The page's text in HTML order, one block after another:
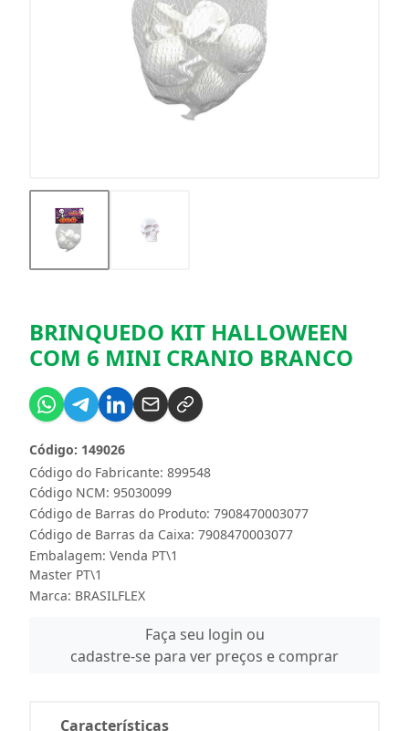
BRINQUEDO KIT HALLOWEEN
COM 6 MINI CRANIO BRANCO
Código do Fabricante: 899548
Código: 149026
Código NCM: 95030099
Código de Barras do Produto: 7908470003077
Código de Barras da Caixa: 7908470003077
Embalagem: Venda PT\1
Master PT\1
Marca: BRASILFLEX
Faça seu login ou
cadastre-se para ver preços e comprar
Características